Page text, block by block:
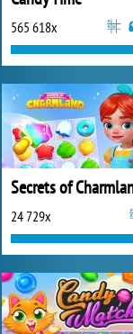
565 618x
Secrets of
24 729x